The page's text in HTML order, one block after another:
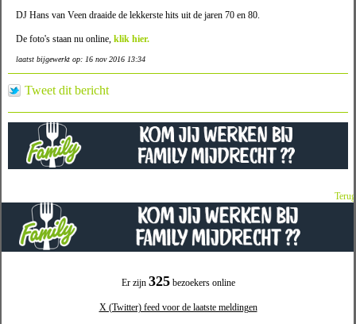
Er zijn 325bezoekers online
X (Twitter) feed voor de laatste meldingen
DJ Hans van Veen draaide de lekkerste hits uit de jaren 70 en 80.
De foto's staan nu online, klik hier.
laatst bijgewerkt op: 16 nov 2016 13:34
Tweet dit bericht
Terug